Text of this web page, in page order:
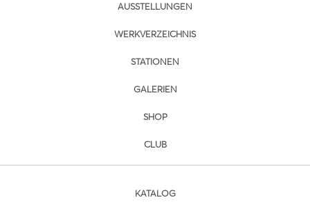
AUSSTELLUNGEN
WERKVERZEICHNIS
STATIONEN
GALERIEN
SHOP
CLUB
KATALOG